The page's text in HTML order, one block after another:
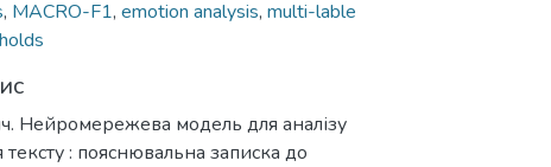
, MACRO-F1, emotion analysis, multi-lable
Нейромережева модель для аналізу
: пояснювальна записка до